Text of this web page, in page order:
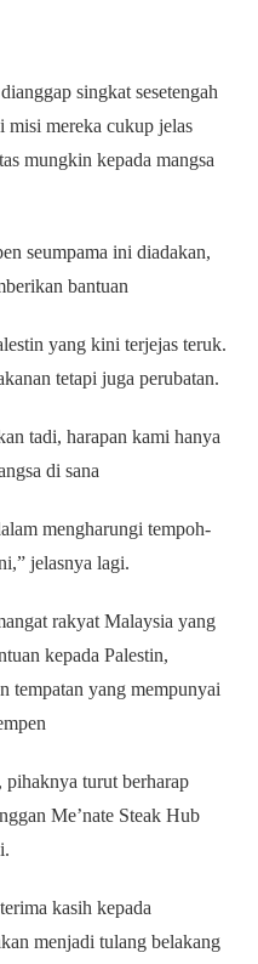
singkat sesetengah
misi mereka cukup jelas
mungkin kepada mangsa
seumpama ini diadakan,
bantuan
yang kini terjejas teruk.
tetapi juga perubatan.
tadi, harapan kami hanya
di sana
mengharungi tempoh-
jelasnya lagi.
rakyat Malaysia yang
kepada Palestin,
tempatan yang mempunyai
pihaknya turut berharap
Me’nate Steak Hub
kasih kepada
menjadi tulang belakang